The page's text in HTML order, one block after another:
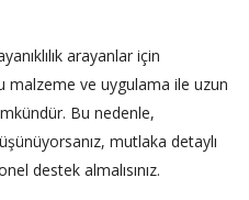
arayanlar için
ve uygulama ile uzun
Bu nedenle,
mutlaka detaylı
destek almalısınız.